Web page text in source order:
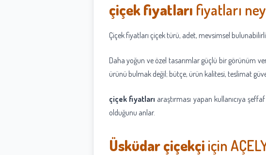
çiçek fiyatları fiyatları
Çiçek fiyatları çiçek türü, adet, mevsimsel
Daha yoğun ve özel tasarımlar güçlü bir görünüm
ürünü bulmak değil; bütçe, ürün kalitesi, teslimat
çiçek fiyatları araştırması yapan kullanıcıya
olduğunu anlar.
Üsküdar çiçekçi için